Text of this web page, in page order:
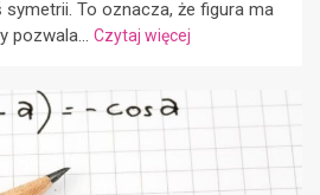
symetrii. To oznacza, że figura ma
pozwala... Czytaj więcej